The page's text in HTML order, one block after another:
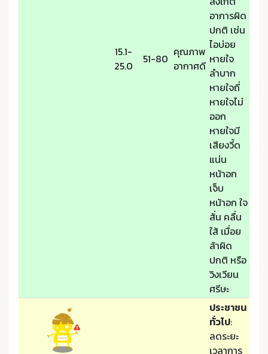
15.1-
25.0
51-80 คุณภาพ
อากาศดี
อาการผิด
ปกติ เช่น
ไอบ่อย
หายใจ
ลำบาก
หายใจถี่
หายใจไม่
ออก
หายใจมี
เสียงวี้ด
แน่น
หน้าอก
เจ็บ
หน้าอก ใจ
สั่น คลื่น
ใส้ เมื่อย
ล้าผิด
ปกติ หรือ
วิงเวียน
ศรีษะ
ประชาชน
ทั่วไป:
ลดระยะ
เวลาการ